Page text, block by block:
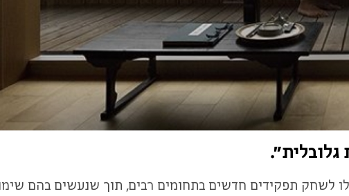
לשחק תפקידים חדשים בתחומים רבים, תוך שנעשים בהם